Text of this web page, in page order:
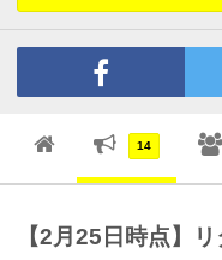
14
【2月25日時点】